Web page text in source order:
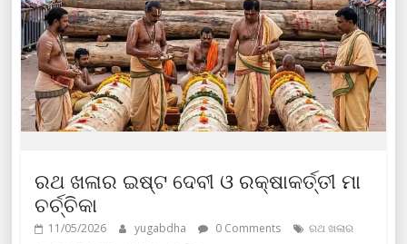
ରଥ ଖଳାର ଇଷ୍ଟ ଦେବୀ ଓ ରକ୍ଷାକର୍ତ୍ତୀ ମା
ଚର୍ଚ୍ଚିକା
11/05/2026 yugabdha 0 Comments
ରଥ ଖଳାର